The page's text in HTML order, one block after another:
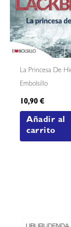
La Princesa De
Embolsillo
10,90€
Añadir al
carrito